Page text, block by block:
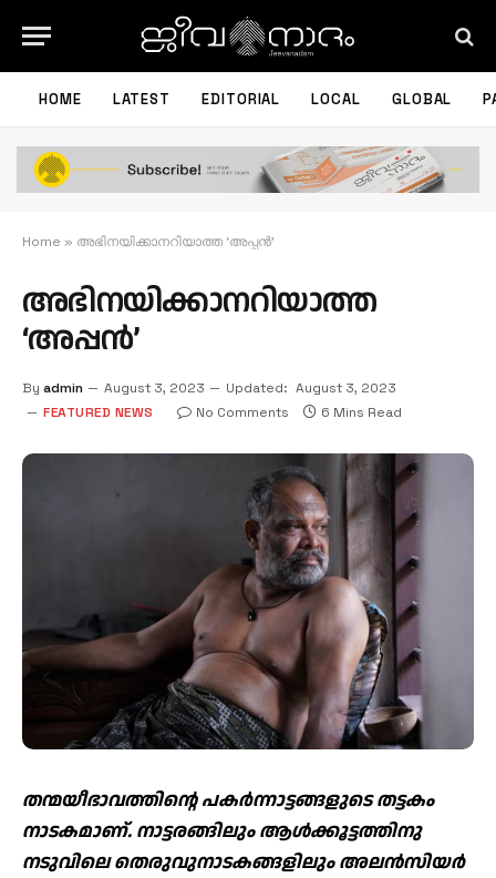
HOME LATEST EDITORIAL LOCAL GLOBAL
Home » അഭിനയിക്കാനറിയാത്ത ‘അപ്പൻ’
അഭിനയിക്കാനറിയാത്ത
‘അപ്പൻ’
By admin August 3, 2023 Updated: August 3, 2023
FEATURED NEWS
No Comments 6 Mins Read
തന്മയീഭാവത്തിന്റെ പകര്‍ന്നാട്ടങ്ങളുടെ തട്ടകം
നാടകമാണ്. നാട്ടരങ്ങിലും ആള്‍ക്കൂട്ടത്തിനു
നടുവിലെ തെരുവുനാടകങ്ങളിലും അലന്‍സിയര്‍